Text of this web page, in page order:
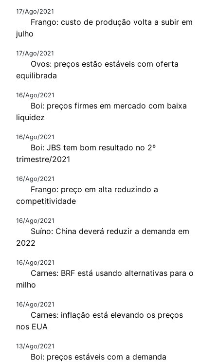
17/Ago/2021
Frango: custo de produção volta a subir em
julho
17/Ago/2021
Ovos: preços estão estáveis com oferta
equilibrada
16/Ago/2021
Boi: preços firmes em mercado com baixa
liquidez
16/Ago/2021
Boi: JBS tem bom resultado no 2º
trimestre/2021
16/Ago/2021
Frango: preço em alta reduzindo a
competitividade
16/Ago/2021
Suíno: China deverá reduzir a demanda em
2022
16/Ago/2021
Carnes: BRF está usando alternativas para o
milho
16/Ago/2021
Carnes: inflação está elevando os preços
nos EUA
13/Ago/2021
Boi: preços estáveis com a demanda